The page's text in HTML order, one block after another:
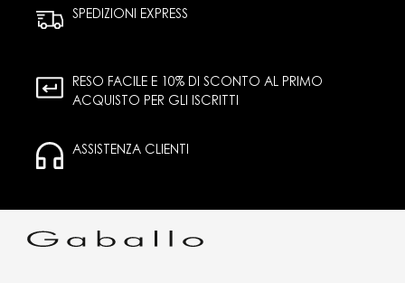
SPEDIZIONI EXPRESS
RESO FACILE E 10% DI SCONTO AL PRIMO
ACQUISTO PER GLI ISCRITTI
ASSISTENZA CLIENTI